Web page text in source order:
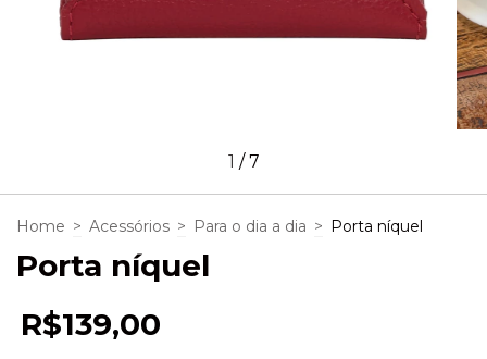
1 /7
Home > Acessórios > Para o dia a dia > Porta níquel
Porta níquel
R$139,00